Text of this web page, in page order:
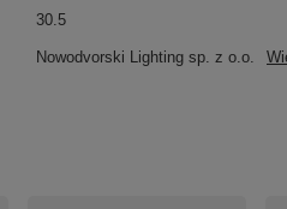
Nowodvorski Lighting sp. z o.o.
30.5